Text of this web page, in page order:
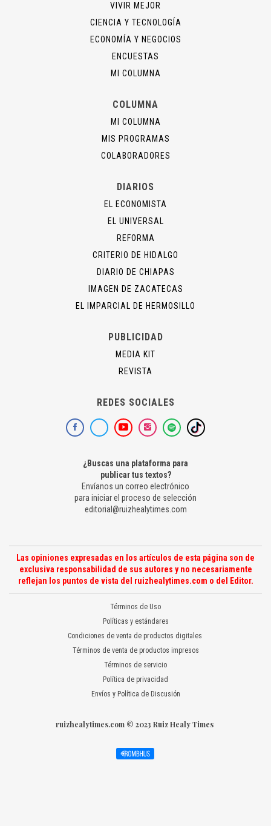
VIVIR MEJOR
CIENCIA Y TECNOLOGÍA
ECONOMÍA Y NEGOCIOS
ENCUESTAS
MI COLUMNA
COLUMNA
MI COLUMNA
MIS PROGRAMAS
COLABORADORES
DIARIOS
EL ECONOMISTA
EL UNIVERSAL
REFORMA
CRITERIO DE HIDALGO
DIARIO DE CHIAPAS
IMAGEN DE ZACATECAS
EL IMPARCIAL DE HERMOSILLO
PUBLICIDAD
MEDIA KIT
REVISTA
REDES SOCIALES
¿Buscas una plataforma para
publicar tus textos?
Envíanos un correo electrónico
para iniciar el proceso de selección
editorial@ruizhealytimes.com
Las opiniones expresadas en los artículos de esta página son de
exclusiva responsabilidad de sus autores y no necesariamente
reflejan los puntos de vista del ruizhealytimes.com o del Editor.
Términos de Uso
Políticas y estándares
Condiciones de venta de productos digitales
Términos de venta de productos impresos
Términos de servicio
Política de privacidad
Envíos y Política de Discusión
ruizhealytimes.com © 2023 Ruiz Healy Times